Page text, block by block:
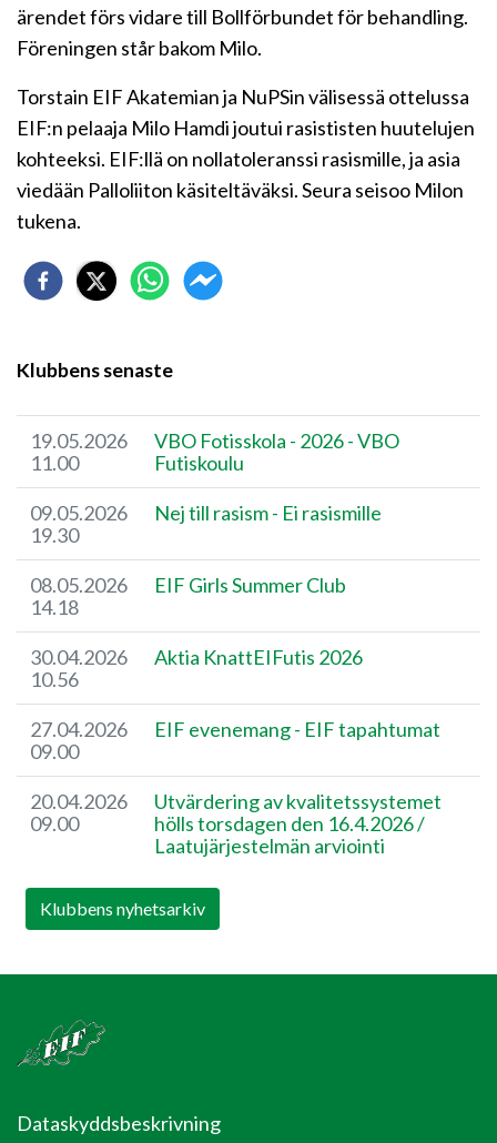
ärendet förs vidare till Bollförbundet för behandling.
Föreningen står bakom Milo.
Torstain EIF Akatemian ja NuPSin välisessä ottelussa
EIF:n pelaaja Milo Hamdi joutui rasististen huutelujen
kohteeksi. EIF:llä on nollatoleranssi rasismille, ja asia
viedään Palloliiton käsiteltäväksi. Seura seisoo Milon
tukena.
Klubbens senaste
19.05.2026
11.00
VBO Fotisskola - 2026 - VBO
Futiskoulu
09.05.2026
19.30
Nej till rasism - Ei rasismille
08.05.2026
14.18
EIF Girls Summer Club
30.04.2026
10.56
​Aktia KnattEIFutis 2026
27.04.2026
09.00
EIF evenemang - EIF tapahtumat
20.04.2026
09.00
Utvärdering av kvalitetssystemet
hölls torsdagen den 16.4.2026 / ​
Laatujärjestelmän arviointi
Klubbens nyhetsarkiv
Dataskyddsbeskrivning